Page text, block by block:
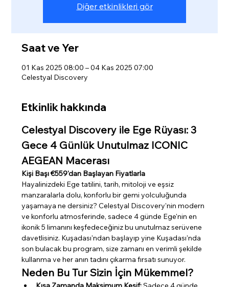
Diğer etkinlikleri gör
Saat ve Yer
01 Kas 2025 08:00 – 04 Kas 2025 07:00
Celestyal Discovery
Etkinlik hakkında
Celestyal Discovery ile Ege Rüyası: 3
Gece 4 Günlük Unutulmaz ICONIC
AEGEAN Macerası
Kişi Başı €559'dan Başlayan Fiyatlarla
Hayalinizdeki Ege tatilini, tarih, mitoloji ve eşsiz
manzaralarla dolu, konforlu bir gemi yolculuğunda
yaşamaya ne dersiniz? Celestyal Discovery'nin modern
ve konforlu atmosferinde, sadece 4 günde Ege'nin en
ikonik 5 limanını keşfedeceğiniz bu unutulmaz serüvene
davetlisiniz. Kuşadası'ndan başlayıp yine Kuşadası'nda
son bulacak bu program, size zamanı en verimli şekilde
kullanma ve her anın tadını çıkarma fırsatı sunuyor.
Neden Bu Tur Sizin İçin Mükemmel?